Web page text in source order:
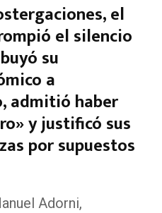
el
el silencio
su
a
admitió haber
y justificó sus
por supuestos
Adorni,